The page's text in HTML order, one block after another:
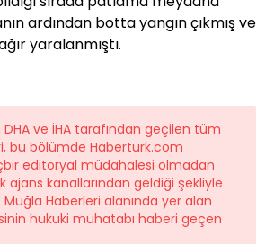
ardından botta yangın çıkmış ve
yaralanmıştı.
DHA ve İHA tarafından geçilen tüm
bu bölümde Haberturk.com
editoryal müdahalesi olmadan
kanallarından geldiği şekliyle
Haberleri alanında yer alan
hukuki muhatabı haberi geçen